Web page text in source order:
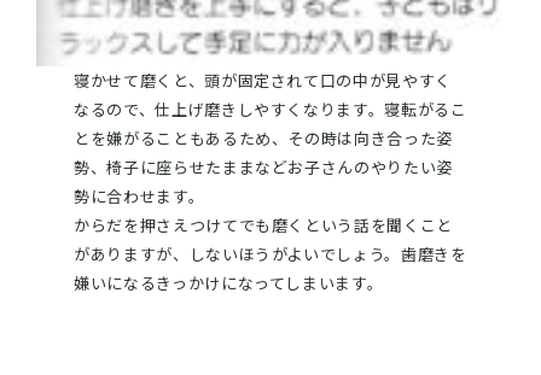
寝かせて磨くと、頭が固定されて口の中が見やすく
なるので、仕上げ磨きしやすくなります。寝転がるこ
とを嫌がることもあるため、その時は向き合った姿
勢、椅子に座らせたままなどお子さんのやりたい姿
勢に合わせます。
からだを押さえつけてでも磨くという話を聞くこと
がありますが、しないほうがよいでしょう。歯磨きを
嫌いになるきっかけになってしまいます。